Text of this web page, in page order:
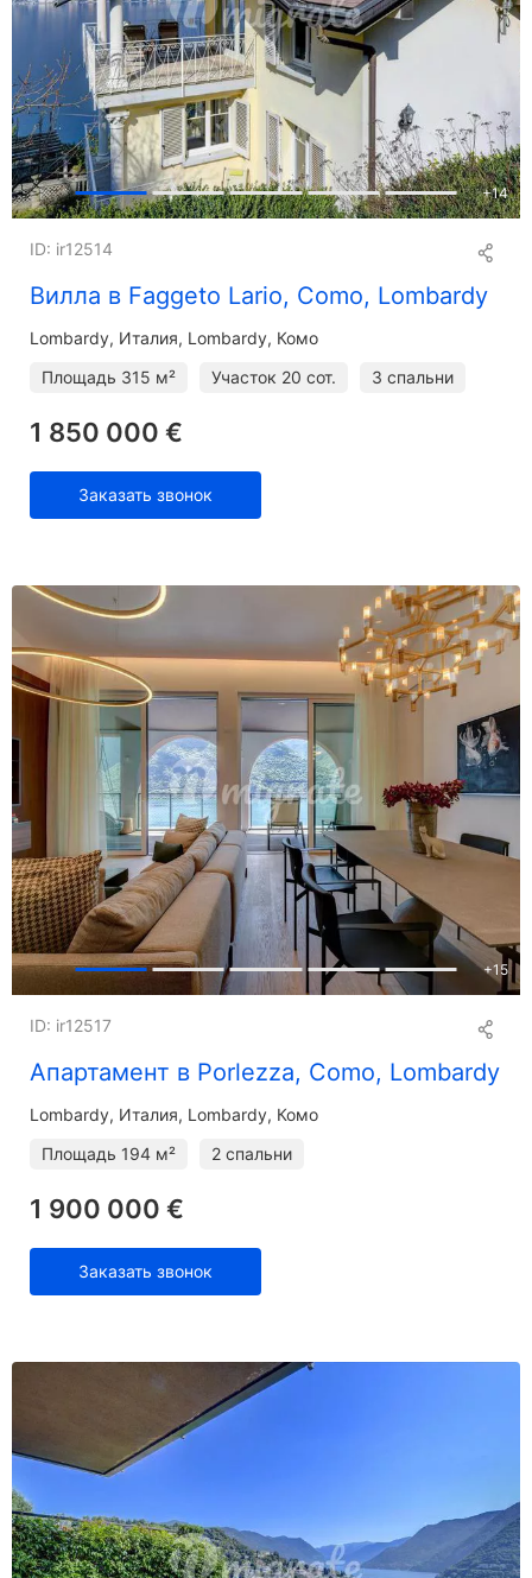
+14
Вилла в Faggeto Lario, Como, Lombardy
ID: ir12514
Lombardy Италия, Lombardy, Комо
Площадь 315 м² Участок 20 сот. 3 спальни
1 850 000 €
Заказать звонок
+15
Апартамент в Porlezza, Como, Lombardy
ID: ir12517
Lombardy Италия, Lombardy, Комо
Площадь 194 м² 2 спальни
1 900 000 €
Заказать звонок